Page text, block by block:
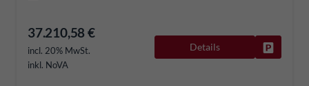
37.210,58 €
incl. 20% MwSt.
inkl. NoVA
Details